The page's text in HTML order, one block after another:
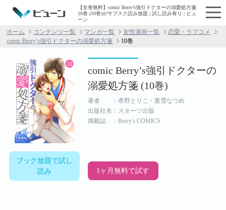
【全巻無料】comic Berry’s強引ドクターの溺愛処方箋
10巻 (10巻)がサブスク読み放題 | 試し読み有り | ビュ
ーン
ホーム コンテンツ一覧 マンガ一覧 女性漫画一覧
恋愛・ラブコメ
comic Berry’s強引ドクターの溺愛処方箋
10巻
ブック放題で試し
読み
comic Berry’s強引ドクターの
溺愛処方箋 (10巻)
著者 ：孝野とりこ・夏雪なつめ
出版社名：スターツ出版
掲載誌 ：Berry's COMICS
1ヶ月無料で試す